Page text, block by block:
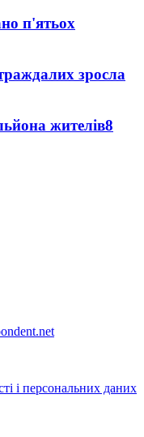
п'ятьох
зросла
жителів8
і персональних даних